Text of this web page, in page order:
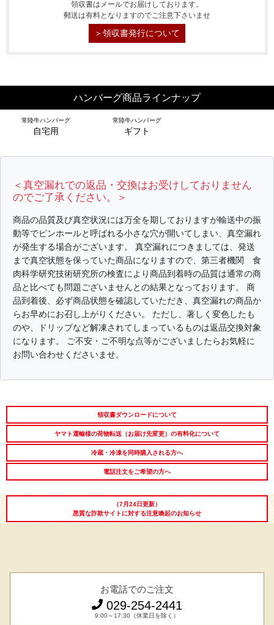
シーン別特集
お中元ギフト
お中元ハムギフ
ト
誕生日ギフト
出産内祝い 結婚内祝い 法事・香典返し
長寿祝い 高級肉ギフト 法人ギフト
LINEギフト ふるさと納税
領収書はメールでお届けしております。
郵送は有料となりますのでご注意下さいませ
＞領収書発行について
ハンバーグ商品ラインナップ
常陸牛ハンバーグ
自宅用
常陸牛ハンバーグ
ギフト
＜真空漏れでの返品・交換はお受けしておりません
のでご了承ください。＞
商品の品質及び真空状況には万全を期しておりますが輸送中の振
動等でピンホールと呼ばれる小さな穴が開いてしまい、真空漏れ
が発生する場合がございます。 真空漏れにつきましては、発送
まで真空状態を保っていた商品になりますので、第三者機関 食
肉科学研究技術研究所の検査により商品到着時の品質は通常の商
品と比べても問題ございませんとの結果となっております。 商
品到着後、必ず商品状態を確認していただき、真空漏れの商品か
らお早めにお召し上がりください。 ただし、著しく変色したも
のや、ドリップなど解凍されてしまっているものは返品交換対象
になります。 ご不安・ご不明な点等がございましたらお気軽に
お問い合わせくださいませ。
領収書ダウンロードについて
ヤマト運輸様の荷物転送（お届け先変更）の有料化について
冷蔵・冷凍を同時購入される方へ
電話注文をご希望の方へ
（7月24日更新）
悪質な詐欺サイトに対する注意喚起のお知らせ
お電話でのご注文
029-254-2441
9:00～17:30（休業日を除く）